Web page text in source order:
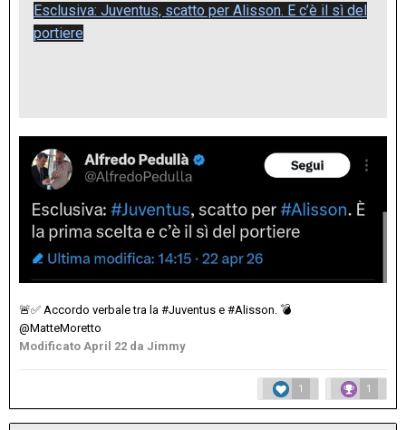
Esclusiva: Juventus, scatto per Alisson. E c’è il sì del
portiere
🚨✅ Accordo verbale tra la #Juventus e #Alisson. 💣
@MatteMoretto
Modificato April 22 da Jimmy
1 1